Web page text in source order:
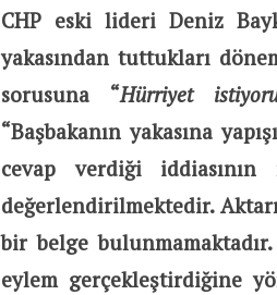
CHP eski lideri Deniz
yakasından tuttukları
sorusuna “Hürriyet
“Başbakanın yakasına
cevap verdiği
değerlendirilmektedir.
bir belge
eylem gerçekleştirdiğine